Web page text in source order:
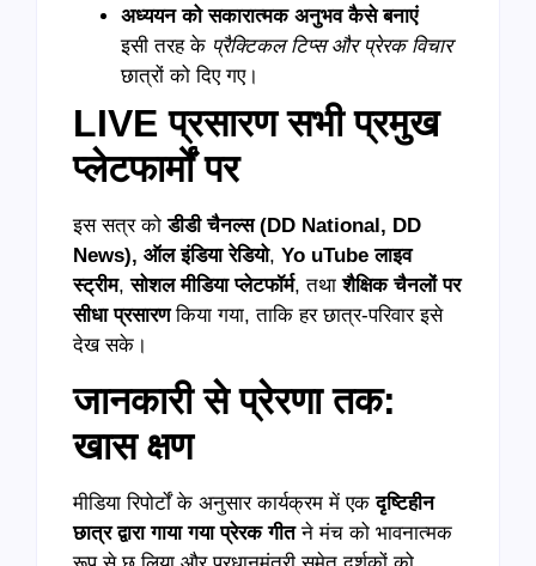
अध्ययन को सकारात्मक अनुभव कैसे बनाएं
इसी तरह के प्रैक्टिकल टिप्स और प्रेरक विचार
छात्रों को दिए गए।
LIVE प्रसारण सभी प्रमुख
प्लेटफार्मों पर
इस सत्र कोडीडी चैनल्स (DD National, DD
News), ऑल इंडिया रेडियो, Yo uTubeलाइव
स्ट्रीम,सोशल मीडिया प्लेटफॉर्म, तथाशैक्षिक चैनलों पर
सीधा प्रसारणकिया गया, ताकि हर छात्र-परिवार इसे
देख सके।
जानकारी से प्रेरणा तक:
खास क्षण
मीडिया रिपोर्टों के अनुसार कार्यक्रम में एकदृष्टिहीन
छात्र द्वारा गाया गया प्रेरक गीतने मंच को भावनात्मक